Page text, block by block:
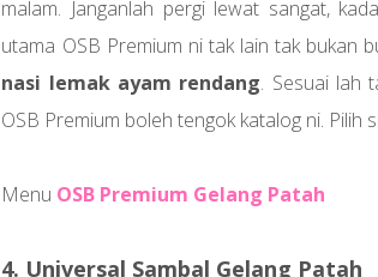
malam. Janganlah pergi lewat sangat,
utama OSB Premium ni tak lain tak bukan
nasi lemak ayam rendang. Sesuai lah
OSB Premium boleh tengok katalog ni. Pilih
Menu OSB Premium Gelang Patah
4. Universal Sambal Gelang Patah